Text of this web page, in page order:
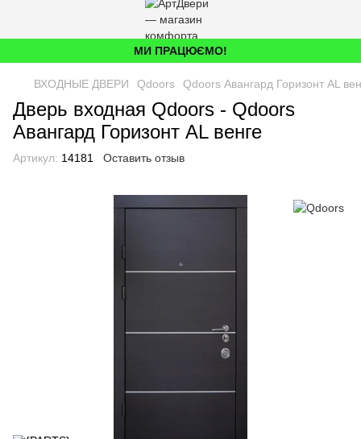
МИ ПРАЦЮЄМО!
ВХОДНЫЕ ДВЕРИ Qdoors Qdoors Авангард Горизонт AL
Дверь входная Qdoors - Qdoors
Авангард Горизонт AL венге
Артикул: 14181 Оставить отзыв